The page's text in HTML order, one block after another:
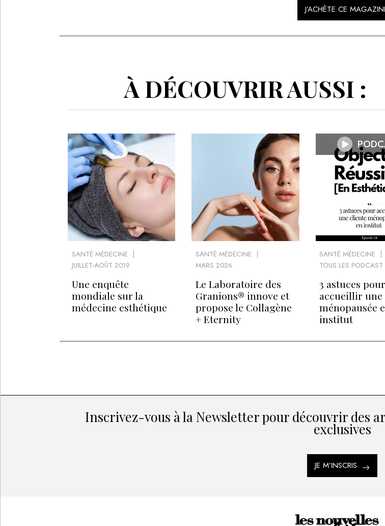
J’ACHÈTE CE
À DÉCOUVRIR AUSSI :
SANTÉ MÉDECINE
JUILLET-AOÛT 2019
Une enquête
mondiale sur la
médecine esthétique
SANTÉ MÉDECINE
MARS 2026
Le Laboratoire des
Granions® innove et
propose le Collagène
+ Eternity
SANTÉ MÉDECINE
TOUS LES PODCAST
3 astuces pour
accueillir une
ménopausée
institut
Inscrivez-vous à la Newsletter pour découvrir des
exclusives
JE M’INSCRIS